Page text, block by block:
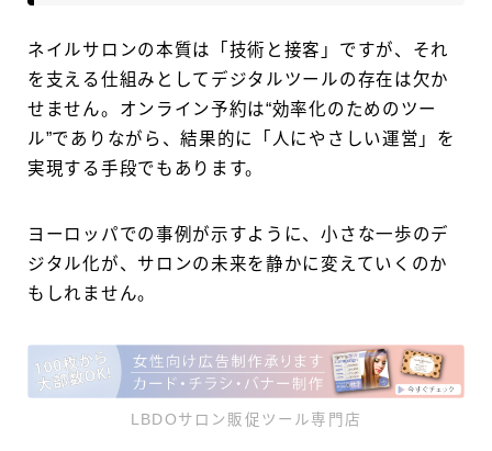
ネイルサロンの本質は「技術と接客」ですが、それ
を支える仕組みとしてデジタルツールの存在は欠か
せません。オンライン予約は“効率化のためのツー
ル”でありながら、結果的に「人にやさしい運営」を
実現する手段でもあります。
ヨーロッパでの事例が示すように、小さな一歩のデ
ジタル化が、サロンの未来を静かに変えていくのか
もしれません。
LBDOサロン販促ツール専門店